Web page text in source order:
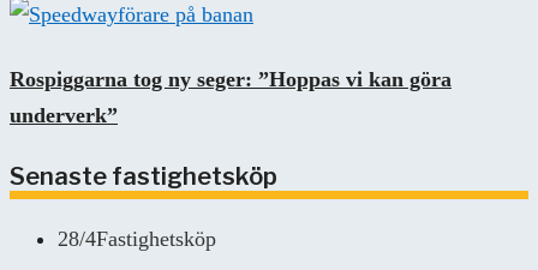
Rospiggarna tog ny seger: ”Hoppas vi kan göra
underverk”
Senaste fastighetsköp
28/4Fastighetsköp